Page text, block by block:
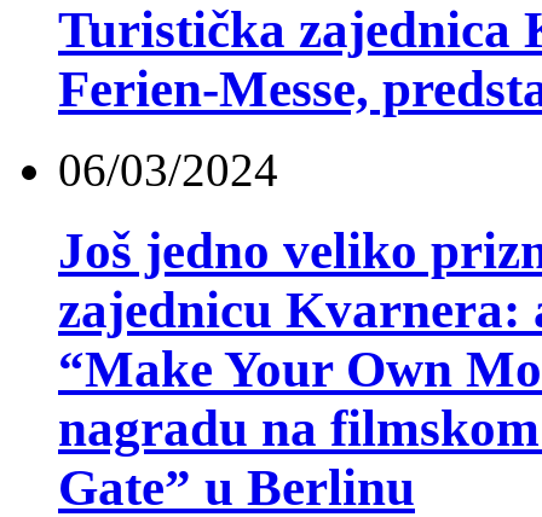
Turistička zajednica
Ferien-Messe,
06/03/2024
Još jedno veliko
zajednicu
“Make Your Own
nagradu na
Gate” u Berlinu